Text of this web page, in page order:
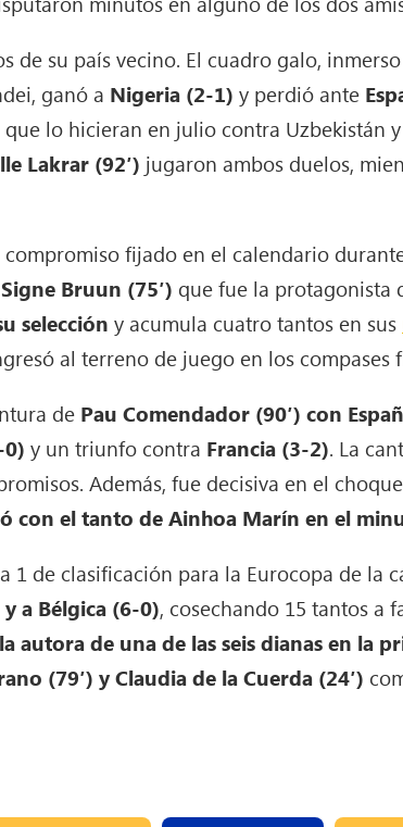
de su país vecino. El cuadro galo,
ganó a Nigeria (2-1) y perdió ante
lo hicieran en julio contra Uzbekistán
Lakrar (92′) jugaron ambos duelos,
fijado en el calendario
Signe Bruun (75′) que fue la protagonista
selección y acumula cuatro tantos en sus
al terreno de juego en los compases
de Pau Comendador (90′) con
y un triunfo contra Francia (3-2). La
Además, fue decisiva en el
con el tanto de Ainhoa Marín en el
1 de clasificación para la Eurocopa de la
a Bélgica (6-0), cosechando 15 tantos a
autora de una de las seis dianas en la
(79′) y Claudia de la Cuerda (24′)